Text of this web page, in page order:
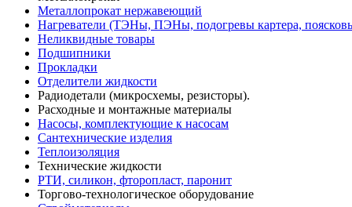
Металлопрокат нержавеющий
Нагреватели (ТЭНы, ПЭНы, подогревы картера,
Неликвидные товары
Подшипники
Прокладки
Отделители жидкости
Радиодетали (микросхемы, резисторы).
Расходные и монтажные материалы
Насосы, комплектующие к насосам
Сантехнические изделия
Теплоизоляция
Технические жидкости
РТИ, силикон, фторопласт, паронит
Торгово-технологическое оборудование